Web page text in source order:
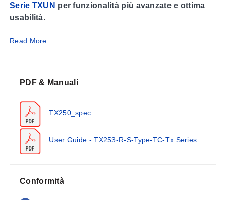
Serie TXUN per funzionalità più avanzate e ottima
usabilità.
Serie TX250
che converte la tensione termo-elettrica della
indipendente dal carico, da 4 a 20 mA.
La Serie TX250 è alloggiata in contenitori metallici e si
adatta alle teste di connessione NB1. L’involucro del
trasmettitore offre un’ottima immunità alle interferenze
Read More
PDF & Manuali
TX250_spec
User Guide - TX253-R-S-Type-TC-Tx Series
Conformità